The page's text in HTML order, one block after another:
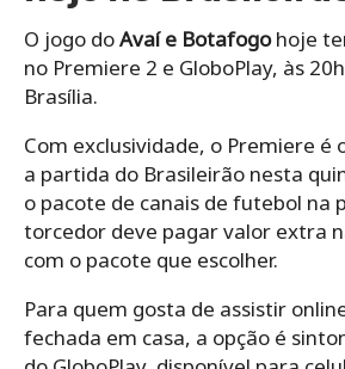
O jogo doAvaí e Botafogohoje
no Premiere 2 e GloboPlay, às
Brasília.
Com exclusividade, o Premiere é
a partida do Brasileirão nesta
o pacote de canais de futebol na
torcedor deve pagar valor extra
com o pacote que escolher.
Para quem gosta de assistir
fechada em casa, a opção é